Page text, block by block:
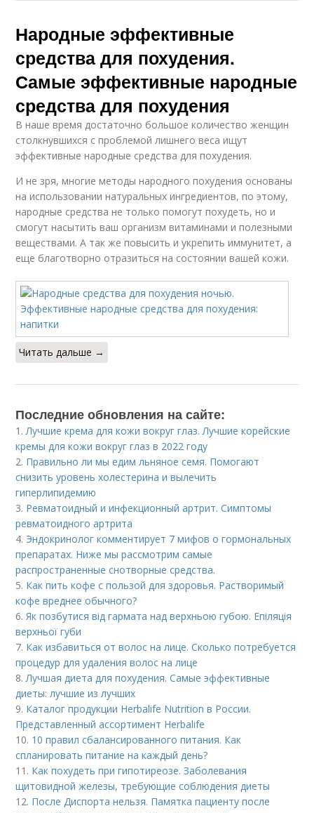
Народные эффективные
средства для похудения.
Самые эффективные народные
средства для похудения
В наше время достаточно большое количество женщин
столкнувшихся с проблемой лишнего веса ищут
эффективные народные средства для похудения.
И не зря, многие методы народного похудения основаны
на использовании натуральных ингредиентов, по этому,
народные средства не только помогут похудеть, но и
смогут насытить ваш организм витаминами и полезными
веществами. А так же повысить и укрепить иммунитет, а
еще благотворно отразиться на состоянии вашей кожи.
Читать дальше →
Последние обновления на сайте:
1. Лучшие крема для кожи вокруг глаз. Лучшие корейские
кремы для кожи вокруг глаз в 2022 году
2. Правильно ли мы едим льняное семя. Помогают
снизить уровень холестерина и вылечить
гиперлипидемию
3. Ревматоидный и инфекционный артрит. Симптомы
ревматоидного артрита
4. Эндокринолог комментирует 7 мифов о гормональных
препаратах. Ниже мы рассмотрим самые
распространенные снотворные средства.
5. Как пить кофе с пользой для здоровья. Растворимый
кофе вреднее обычного?
6. Як позбутися від гармата над верхньою губою. Епіляція
верхньої губи
7. Как избавиться от волос на лице. Сколько потребуется
процедур для удаления волос на лице
8. Лучшая диета для похудения. Самые эффективные
диеты: лучшие из лучших
9. Каталог продукции Herbalife Nutrition в России.
Представленный ассортимент Herbalife
10. 10 правил сбалансированного питания. Как
спланировать питание на каждый день?
11. Как похудеть при гипотиреозе. Заболевания
щитовидной железы, требующие соблюдения диеты
12. После Диспорта нельзя. Памятка пациенту после